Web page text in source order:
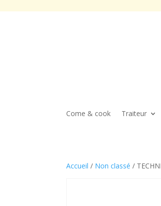
Come & cook Traiteur
Accueil / Non classé /